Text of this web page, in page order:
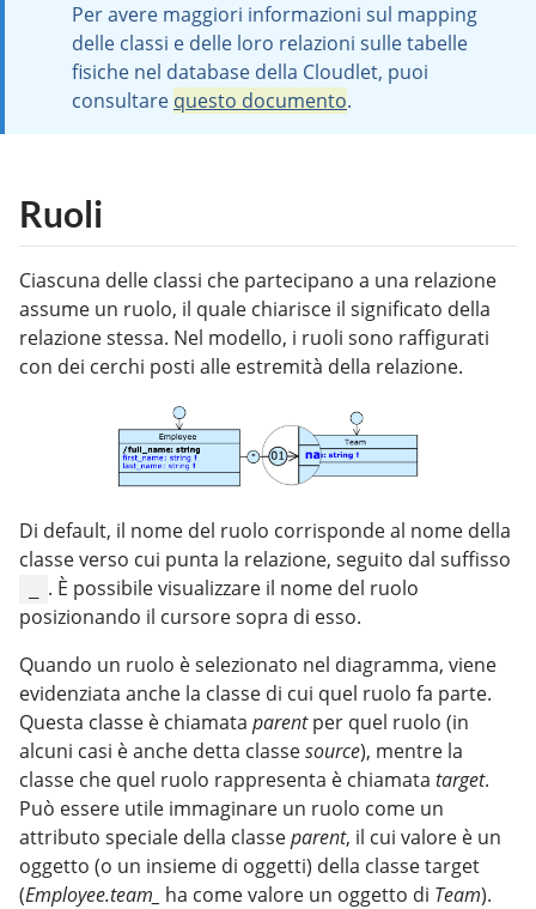
Per avere maggiori informazioni sul mapping
delle classi e delle loro relazioni sulle tabelle
fisiche nel database della Cloudlet, puoi
consultare questo documento.
Ruoli
Ciascuna delle classi che partecipano a una relazione
assume un ruolo, il quale chiarisce il significato della
relazione stessa. Nel modello, i ruoli sono raffigurati
con dei cerchi posti alle estremità della relazione.
Di default, il nome del ruolo corrisponde al nome della
classe verso cui punta la relazione, seguito dal suffisso
. È possibile visualizzare il nome del ruolo
posizionando il cursore sopra di esso.
Quando un ruolo è selezionato nel diagramma, viene
evidenziata anche la classe di cui quel ruolo fa parte.
Questa classe è chiamata parentper quel ruolo (in
alcuni casi è anche detta classesource), mentre la
classe che quel ruolo rappresenta è chiamata target.
Può essere utile immaginare un ruolo come un
attributo speciale della classeparent, il cui valore è un
oggetto (o un insieme di oggetti) della classe target
(Employee.team_ ha come valore un oggetto di Team).